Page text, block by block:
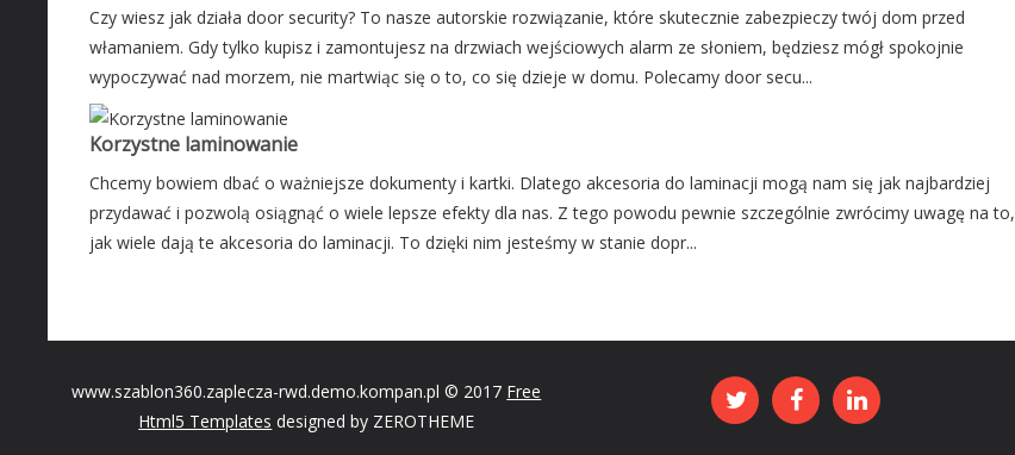
Czy wiesz jak działa door security? To nasze autorskie rozwiązanie, które skutecznie zabezpieczy twój dom przed
włamaniem. Gdy tylko kupisz i zamontujesz na drzwiach wejściowych alarm ze słoniem, będziesz mógł spokojnie
wypoczywać nad morzem, nie martwiąc się o to, co się dzieje w domu. Polecamy door secu...
Korzystne laminowanie
Chcemy bowiem dbać o ważniejsze dokumenty i kartki. Dlatego akcesoria do laminacji mogą nam się jak najbardziej
przydawać i pozwolą osiągnąć o wiele lepsze efekty dla nas. Z tego powodu pewnie szczególnie zwrócimy uwagę na to,
jak wiele dają te akcesoria do laminacji. To dzięki nim jesteśmy w stanie dopr...
www.szablon360.zaplecza-rwd.demo.kompan.pl © 2017 Free
Html5 Templates designed by ZEROTHEME